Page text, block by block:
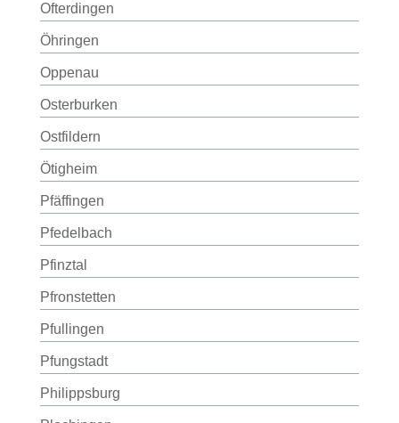
Ofterdingen
Öhringen
Oppenau
Osterburken
Ostfildern
Ötigheim
Pfäffingen
Pfedelbach
Pfinztal
Pfronstetten
Pfullingen
Pfungstadt
Philippsburg